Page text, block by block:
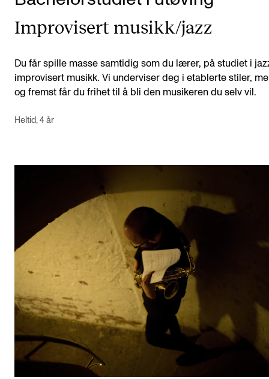
Improvisert musikk/jazz
Du får spille masse samtidig som du lærer, på studiet i
improvisert musikk. Vi underviser deg i etablerte stiler,
og fremst får du frihet til å bli den musikeren du selv vil.
Heltid, 4 år